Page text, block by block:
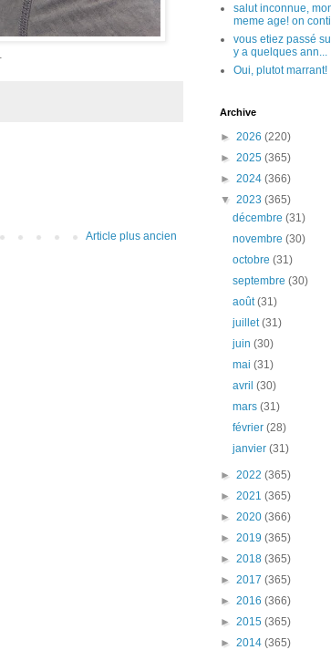
Article plus ancien
salut inconnue,
meme age! on
vous etiez passé
y a quelques ann...
Oui, plutot marrant!
Archive
► 2026 (220)
► 2025 (365)
► 2024 (366)
▼ 2023 (365)
décembre(31)
novembre(30)
octobre(31)
septembre(30)
août(31)
juillet(31)
juin(30)
mai(31)
avril(30)
mars(31)
février(28)
janvier(31)
► 2022 (365)
► 2021 (365)
► 2020 (366)
► 2019 (365)
► 2018 (365)
► 2017 (365)
► 2016 (366)
► 2015 (365)
► 2014 (365)